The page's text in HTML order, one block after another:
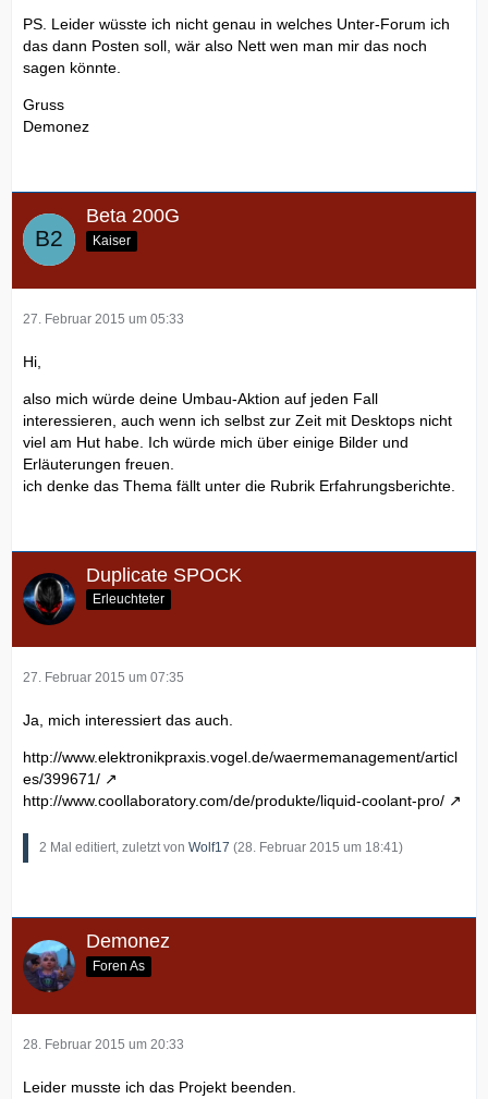
PS. Leider wüsste ich nicht genau in welches Unter-Forum ich
das dann Posten soll, wär also Nett wen man mir das noch
sagen könnte.
Gruss
Demonez
Beta 200G
Kaiser
27. Februar 2015 um 05:33
Hi,
also mich würde deine Umbau-Aktion auf jeden Fall
interessieren, auch wenn ich selbst zur Zeit mit Desktops nicht
viel am Hut habe. Ich würde mich über einige Bilder und
Erläuterungen freuen.
ich denke das Thema fällt unter die Rubrik Erfahrungsberichte.
Duplicate SPOCK
Erleuchteter
27. Februar 2015 um 07:35
Ja, mich interessiert das auch.
http://www.elektronikpraxis.vogel.de/waermemanagement/articl
es/399671/
http://www.coollaboratory.com/de/produkte/liquid-coolant-pro/
2 Mal editiert, zuletzt von Wolf17 (28. Februar 2015 um 18:41)
Demonez
Foren As
28. Februar 2015 um 20:33
Leider musste ich das Projekt beenden.